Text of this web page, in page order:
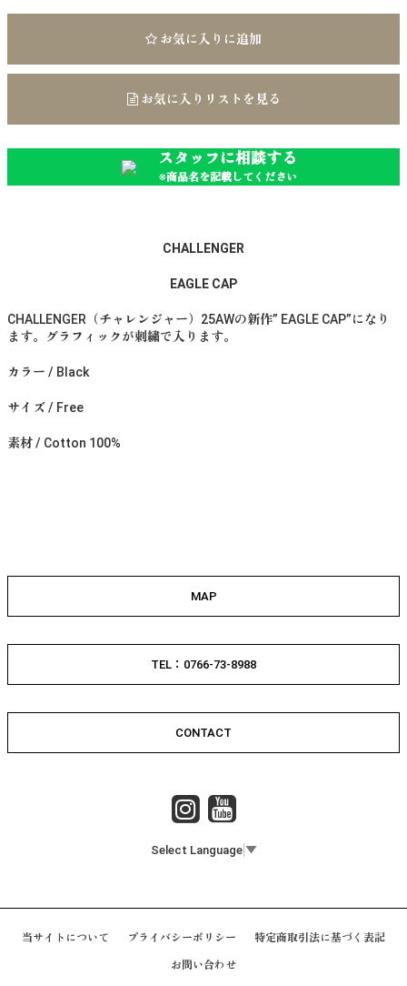
お気に入りに追加
お気に入りリストを見る
スタッフに相談する
※商品名を記載してください
CHALLENGER
EAGLE CAP
CHALLENGER（チャレンジャー）25AWの新作” EAGLE CAP”になり
ます。グラフィックが刺繍で入ります。
カラー / Black
サイズ / Free
素材 / Cotton 100%
MAP
TEL：0766-73-8988
CONTACT
Select Language ▼
当サイトについて プライバシーポリシー 特定商取引法に基づく表記
お問い合わせ